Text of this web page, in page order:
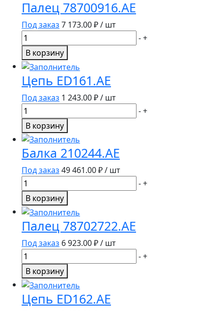
внешний
правый,
зам.
952588
963437.AE
Палец 78700916.AE
Под заказ 7 173.00₽ / шт
Количество
товара
Палец
78700916.AE
-+
В корзину
Цепь ED161.AE
Под заказ 1 243.00₽ / шт
Количество
товара
Цепь
ED161.AE
-+
В корзину
Балка 210244.AE
Под заказ 49 461.00₽ / шт
Количество
товара
Балка
210244.AE
-+
В корзину
Палец 78702722.AE
Под заказ 6 923.00₽ / шт
Количество
товара
Палец
78702722.AE
-+
В корзину
Цепь ED162.AE